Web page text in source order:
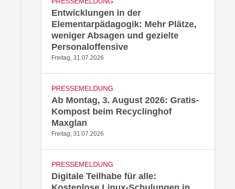
Entwicklungen in der
Elementarpädagogik: Mehr Plätze,
weniger Absagen und gezielte
Personaloffensive
Freitag, 31.07.2026
PRESSEMELDUNG
Ab Montag, 3. August 2026: Gratis-
Kompost beim Recyclinghof
Maxglan
Freitag, 31.07.2026
PRESSEMELDUNG
Digitale Teilhabe für alle: